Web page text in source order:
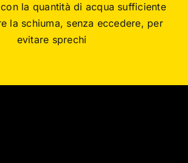
la quantità di acqua sufficiente
la schiuma, senza eccedere, per
evitare sprechi